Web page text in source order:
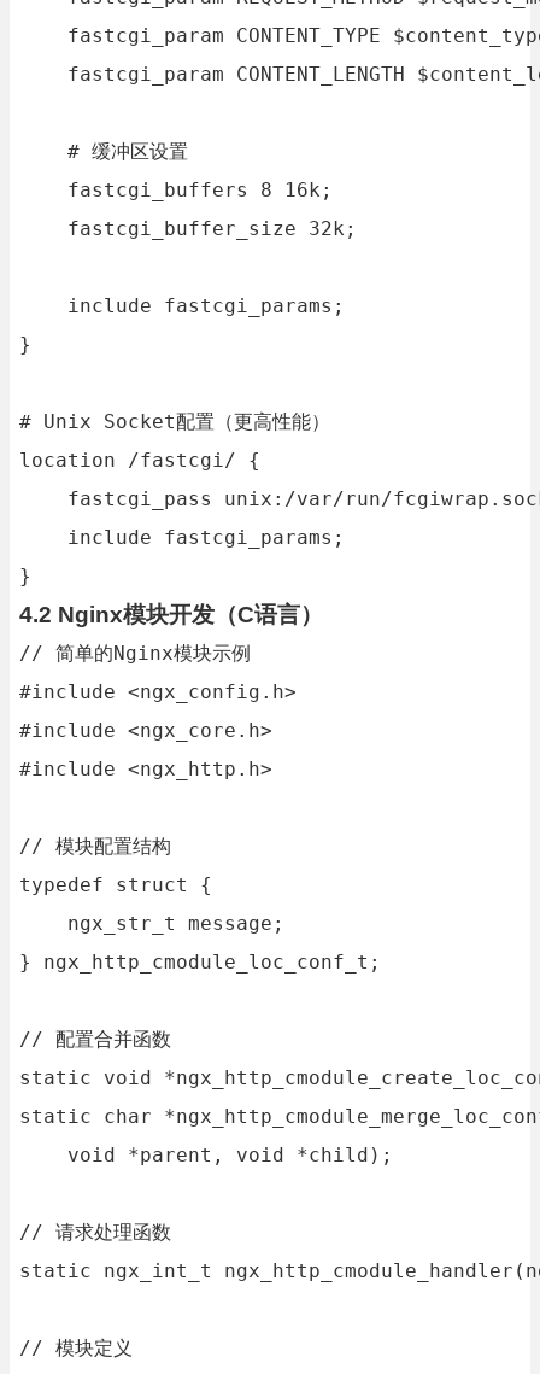
fastcgi_param CONTENT_TYPE
fastcgi_param CONTENT_LENGTH
    # 缓冲区设置
    fastcgi_buffers 8 16k;
    fastcgi_buffer_size 32k;
    include fastcgi_params;
}
# Unix Socket配置（更高性能）
location /fastcgi/ {
fastcgi_pass unix:/var/run/
    include fastcgi_params;
}
4.2 Nginx模块开发（C语言）
// 简单的Nginx模块示例
#include <ngx_config.h>
#include <ngx_core.h>
#include <ngx_http.h>
// 模块配置结构
typedef struct {
    ngx_str_t message;
} ngx_http_cmodule_loc_conf_t;
// 配置合并函数
static void
static char
    void *parent, void *child);
// 请求处理函数
static ngx_int_t
// 模块定义